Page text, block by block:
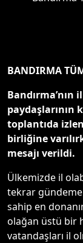
BANDIRMA
paydaşlarının
toplantıda
birliğine
mesajı verildi.
Ülkemizde il
tekrar
sahip en
olağan üstü bir
vatandaşları il